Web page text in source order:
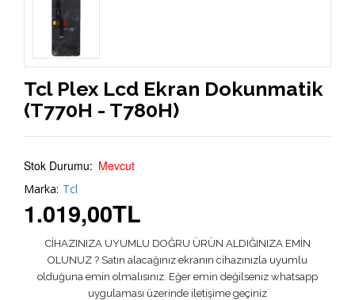
Tcl Plex Lcd Ekran Dokunmatik
(T770H - T780H)
Stok Durumu: Mevcut
Marka: Tcl
1.019,00TL
CİHAZINIZA UYUMLU DOĞRU ÜRÜN ALDIĞINIZA EMİN
OLUNUZ ? Satın alacağınız ekranın cihazınızla uyumlu
olduğuna emin olmalısınız. Eğer emin değilseniz whatsapp
uygulaması üzerinde iletişime geçiniz